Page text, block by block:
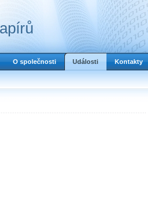
O společnosti Události Kontakty